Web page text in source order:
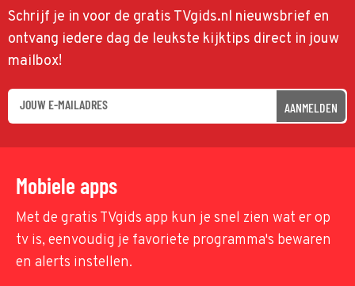
Schrijf je in voor de gratis TVgids.nl nieuwsbrief en
ontvang iedere dag de leukste kijktips direct in jouw
mailbox!
AANMELDEN
Mobiele apps
Met de gratis TVgids app kun je snel zien wat er op
tv is, eenvoudig je favoriete programma's bewaren
en alerts instellen.